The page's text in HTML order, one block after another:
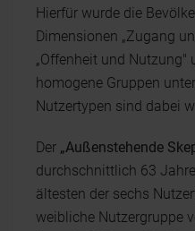
Hierfür wurde die
Dimensionen „Zugang
„Offenheit und Nutzung"
homogene Gruppen
Nutzertypen sind dabei
Der „Außenstehende
durchschnittlich 63
ältesten der sechs
weibliche Nutzergruppe